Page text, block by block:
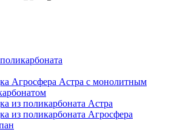
Агросфера Астра с монолитным
из поликарбоната Астра
из поликарбоната Агросфера